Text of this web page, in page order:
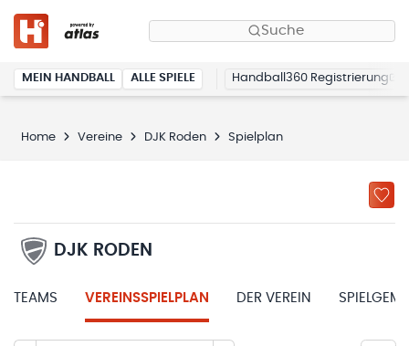
Suche
MEIN HANDBALL ALLE SPIELE Handball360 Registrierung
Home Vereine DJK Roden Spielplan
DJK RODEN
TEAMS VEREINSSPIELPLAN DER VEREIN